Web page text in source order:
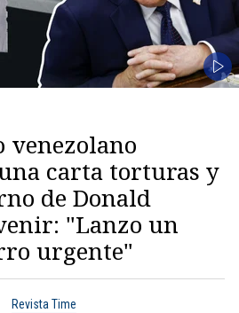
venezolano
carta torturas y
de Donald
"Lanzo un
urgente"
Revista Time